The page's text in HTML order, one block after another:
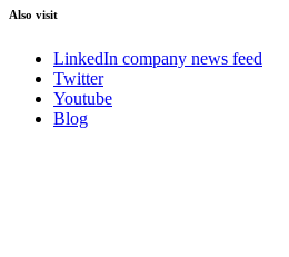
Also visit
LinkedIn company news feed
Twitter
Youtube
Blog